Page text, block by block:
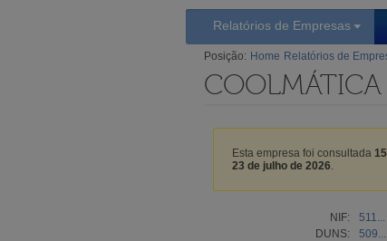
Relatórios de Empresas
Posição: Home Relatórios de
Esta empresa foi consultada
23 de julho de 2026
NIF:
511...
DUNS:
509...